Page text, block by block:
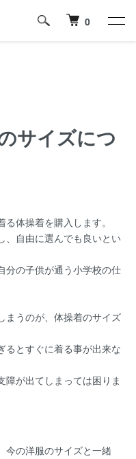
0
サイズにつ
体操着を購入します。
、自由に選んでも良いとい
分の子供が通う小学校の仕
まうのが、体操着のサイズ
るとすぐに着る事が出来な
障が出てしまっては困りま
今の洋服のサイズと一緒